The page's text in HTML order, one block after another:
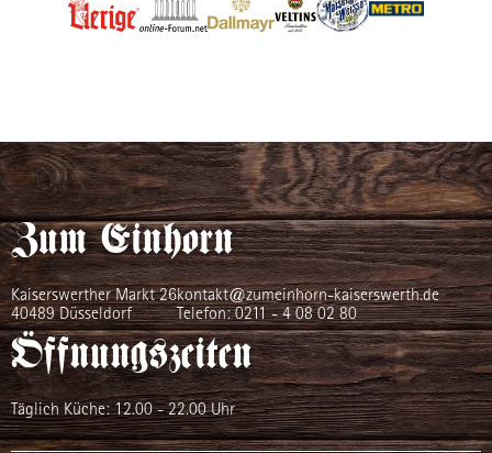
Zum Einhorn
Kaiserswerther Markt 26
40489 Düsseldorf
kontakt@zumeinhorn-kaiserswerth.de
Telefon:0211 - 4 08 02 80
Öffnungszeiten
Täglich Küche: 12.00 - 22.00 Uhr